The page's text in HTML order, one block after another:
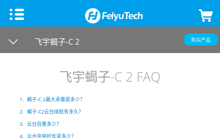
手机稳定器
飞宇VB 4
飞宇蝎子-Mini P
飞宇蝎子-C 2
飞宇蝎子3
云台相机
Feiyu Pocket 3
飞宇无人机
飞宇蝎子-C 2 购买产品
飞宇蝎子-C 2 FAQ
1. 蝎子-C 2最大承重是多少？
2. 蝎子-C2云台续航有多久？
3. 云台自重多少？
4. 云台充电时长是多少？